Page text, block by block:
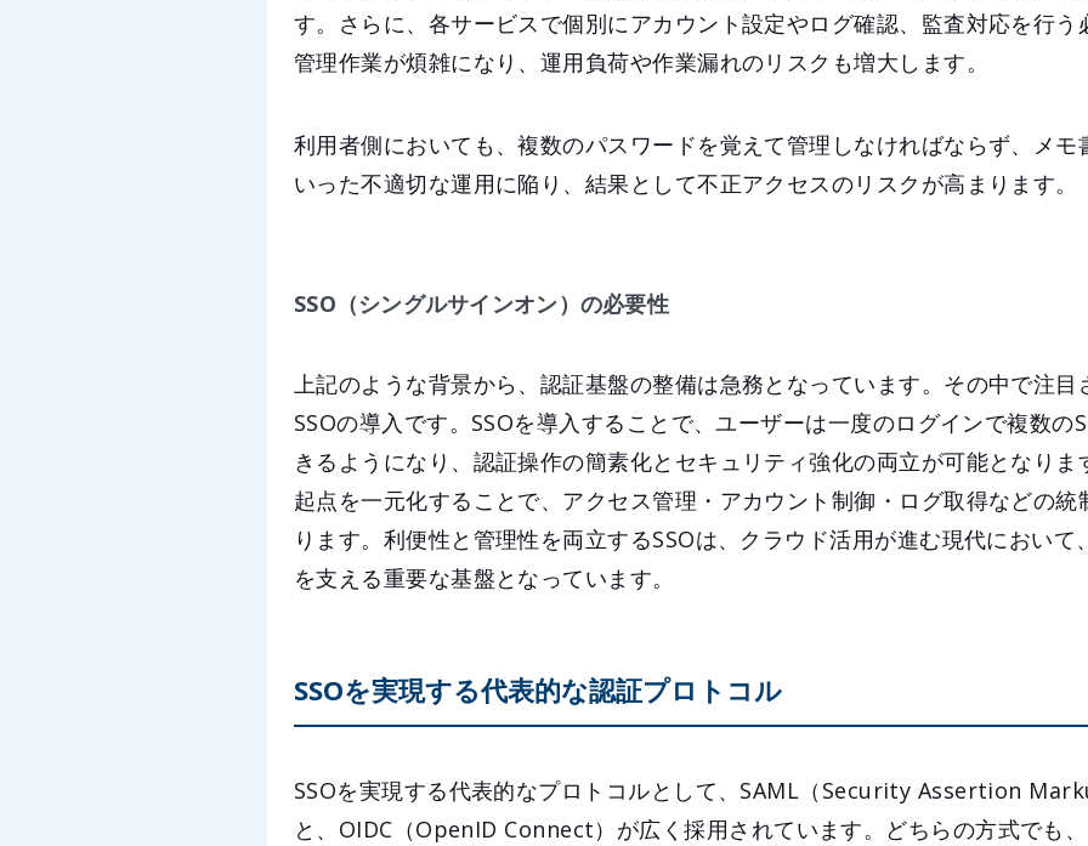
す。さらに、各サービスで個別にアカウント設定やログ確認、監査対応を行う
管理作業が煩雑になり、運用負荷や作業漏れのリスクも増大します。
利用者側においても、複数のパスワードを覚えて管理しなければならず、メモ
いった不適切な運用に陥り、結果として不正アクセスのリスクが高まります。
SSO（シングルサインオン）の必要性
上記のような背景から、認証基盤の整備は急務となっています。その中で注目
SSOの導入です。SSOを導入することで、ユーザーは一度のログインで複数の
きるようになり、認証操作の簡素化とセキュリティ強化の両立が可能となりま
起点を一元化することで、アクセス管理・アカウント制御・ログ取得などの統
ります。利便性と管理性を両立するSSOは、クラウド活用が進む現代において
を支える重要な基盤となっています。
SSOを実現する代表的な認証プロトコル
SSOを実現する代表的なプロトコルとして、SAML（Security Assertion
と、OIDC（OpenID Connect）が広く採用されています。どちらの方式でも